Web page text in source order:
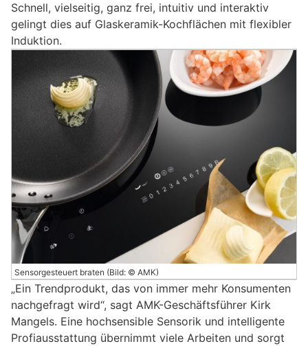
Schnell, vielseitig, ganz frei, intuitiv und interaktiv
gelingt dies auf Glaskeramik-Kochflächen mit flexibler
Induktion.
Sensorgesteuert braten (Bild: © AMK)
„Ein Trendprodukt, das von immer mehr Konsumenten
nachgefragt wird“, sagt AMK-Geschäftsführer Kirk
Mangels. Eine hochsensible Sensorik und intelligente
Profiausstattung übernimmt viele Arbeiten und sorgt